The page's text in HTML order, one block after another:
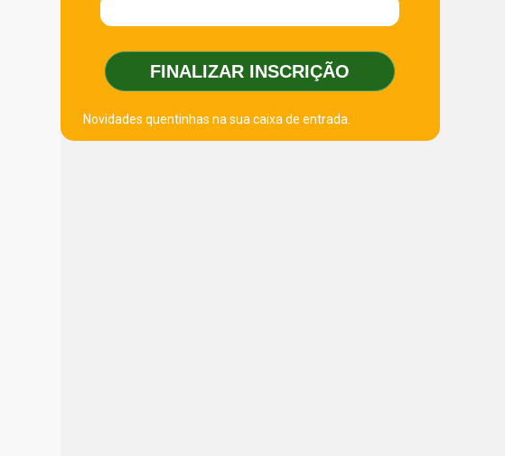
FINALIZAR INSCRIÇÃO
Novidades quentinhas na sua caixa de entrada.